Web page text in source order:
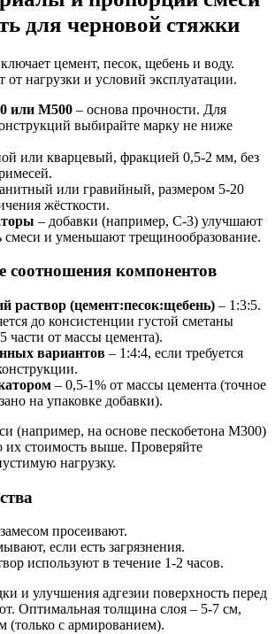
для черновой стяжки
цемент, песок, щебень и воду.
от нагрузки и условий эксплуатации.
или М500 – основа прочности. Для
выбирайте марку не ниже
или кварцевый, фракцией 0,5-2 мм, без
или гравийный, размером 5-20
жёсткости.
– добавки (например, C-3) улучшают
смеси и уменьшают трещинообразование.
соотношения компонентов
раствор (цемент:песок:щебень) – 1:3:5.
до консистенции густой сметаны
части от массы цемента).
вариантов – 1:4:4, если требуется
– 0,5-1% от массы цемента (точное
на упаковке добавки).
(например, на основе пескобетона М300)
их стоимость выше. Проверяйте
нагрузку.
просеивают.
если есть загрязнения.
используют в течение 1-2 часов.
и улучшения адгезии поверхность перед
Оптимальная толщина слоя – 5-7 см,
(только с армированием).